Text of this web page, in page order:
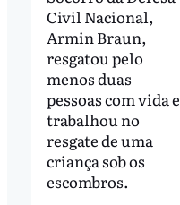
Civil Nacional,
Armin Braun,
resgatou pelo
menos duas
pessoas com vida e
trabalhou no
resgate de uma
criança sob os
escombros.